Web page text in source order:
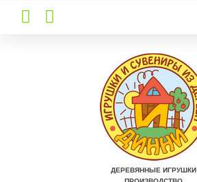
to
content
ДЕРЕВЯННЫЕ ИГРУШКИ